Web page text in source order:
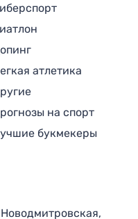
атлетика
на спорт
букмекеры